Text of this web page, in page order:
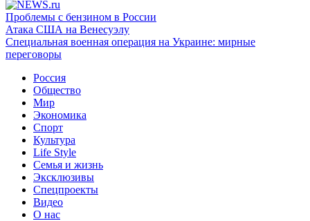
Проблемы с бензином в России
Атака США на Венесуэлу
Специальная военная операция на Украине: мирные
переговоры
Россия
Общество
Мир
Экономика
Спорт
Культура
Life Style
Семья и жизнь
Эксклюзивы
Спецпроекты
Видео
О нас